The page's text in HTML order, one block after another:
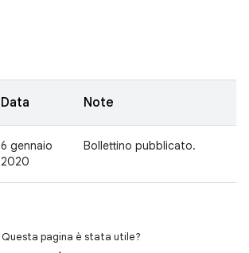
Data Note
6 gennaio
2020
Bollettino pubblicato.
Questa pagina è stata utile?